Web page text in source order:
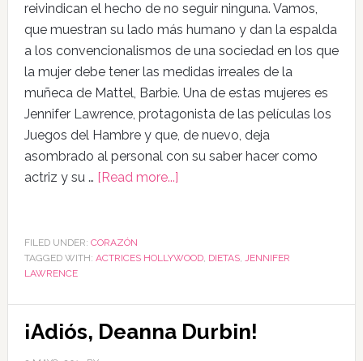
reivindican el hecho de no seguir ninguna. Vamos,
que muestran su lado más humano y dan la espalda
a los convencionalismos de una sociedad en los que
la mujer debe tener las medidas irreales de la
muñeca de Mattel, Barbie. Una de estas mujeres es
Jennifer Lawrence, protagonista de las películas los
Juegos del Hambre y que, de nuevo, deja
asombrado al personal con su saber hacer como
actriz y su … [Read more...]
FILED UNDER: CORAZÓN
TAGGED WITH: ACTRICES HOLLYWOOD, DIETAS, JENNIFER
LAWRENCE
¡Adiós, Deanna Durbin!